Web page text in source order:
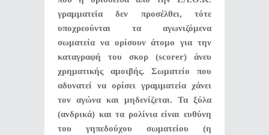
γραμματεία δεν προσέλθει, τότε
υποχρεούνται τα αγωνιζόμενα
σωματεία να ορίσουν άτομο για την
καταγραφή του σκορ (scorer) άνευ
χρηματικής αμοιβής. Σωματείο που
αδυνατεί να ορίσει γραμματεία χάνει
τον αγώνα και μηδενίζεται. Τα ξύλα
(ανδρικά) και τα ρολίνια είναι ευθύνη
του γηπεδούχου σωματείου (η